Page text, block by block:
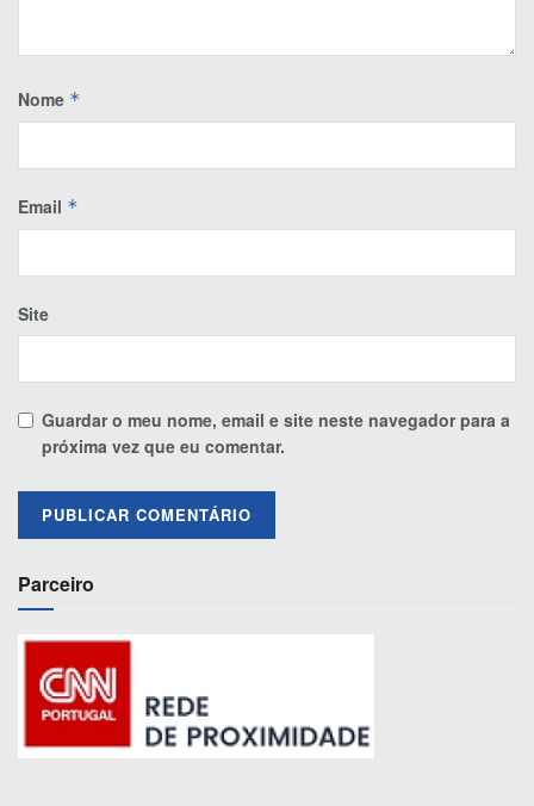
Nome *
Email *
Site
Guardar o meu nome, email e site neste navegador para a
próxima vez que eu comentar.
Parceiro